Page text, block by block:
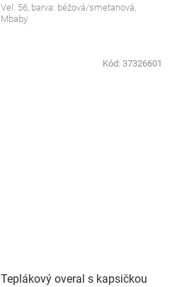
Vel. 56, barva: béžová/smetanová,
Mbaby
Kód: 37326601
Teplákový overal s kapsičkou